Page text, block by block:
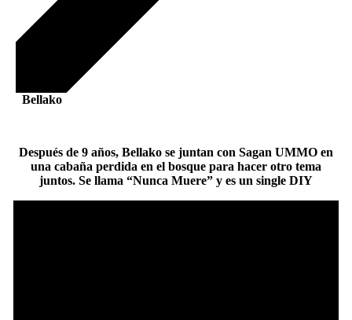
Bellako
Después de 9 años, Bellako se juntan con Sagan UMMO en
una cabaña perdida en el bosque para hacer otro tema
juntos. Se llama “Nunca Muere” y es un single DIY